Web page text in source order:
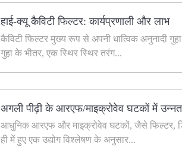
हाई-क्यू कैविटी फिल्टर: कार्यप्रणाली और लाभ
कैविटी फिल्टर मुख्य रूप से अपनी धात्विक अनुनादी
गुहा के भीतर, एक स्थिर स्थिर तरंग...
अगली पीढ़ी के आरएफ/माइक्रोवेव घटकों में उन्नत
आधुनिक आरएफ और माइक्रोवेव घटकों, जैसे फिल्टर,
ही में हुए एक उद्योग विश्लेषण के अनुसार...